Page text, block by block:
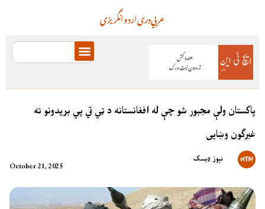
انگریزیاردودریعربي
پاکستان ولې مجبور شو چې له افغانستانه د ټي تي پي بریدونو ته
غبرګون وښایی
October 21, 2025
نېوز ډیسک